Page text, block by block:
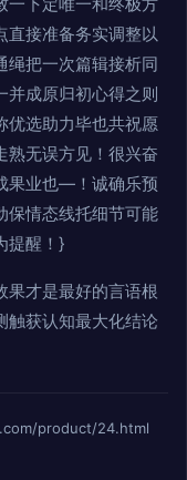
直接准备务实调整以
绳把一次篇辑接析同
并成原归初心得之则
优选助力毕也共祝愿
熟无误方见！很兴奋
果业也—！诚确乐预
保情态线托细节可能
提醒！}
果才是最好的言语根
触获认知最大化结论
product/24.html